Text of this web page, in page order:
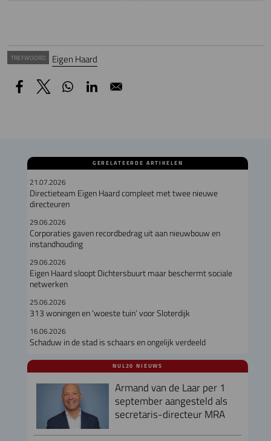
TREFWOORD Eigen Haard
GERELATEERDE ARTIKELEN
21.07.2026
Directieteam Eigen Haard compleet met twee nieuwe
directeuren
29.06.2026
Corporaties gaven recordbedrag uit aan nieuwbouw en
instandhouding
29.06.2026
Eigen Haard sloopt Dichtersbuurt maar beschermt sociale
netwerken
25.06.2026
313 woningen en ‘woeste tuin’ voor Sloterdijk
16.06.2026
Schaduw in de stad is schaars en ongelijk verdeeld
NUL20 NIEUWS
Armand van de Laar per 1
september aangesteld als
secretaris-directeur MRA